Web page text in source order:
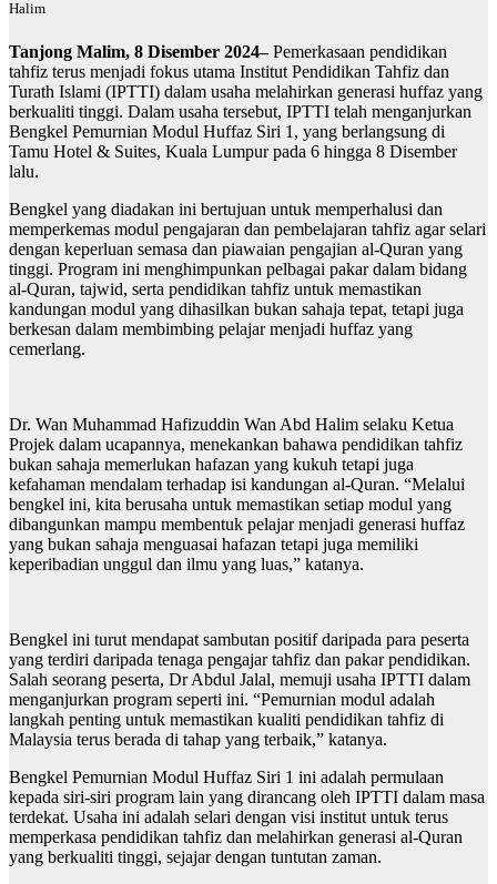
Halim
Tanjong Malim, 8 Disember 2024–Pemerkasaan pendidikan
tahfiz terus menjadi fokus utama Institut Pendidikan Tahfiz dan
Turath Islami (IPTTI) dalam usaha melahirkan generasi huffaz yang
berkualiti tinggi. Dalam usaha tersebut, IPTTI telah menganjurkan
Bengkel Pemurnian Modul Huffaz Siri 1, yang berlangsung di
Tamu Hotel & Suites, Kuala Lumpur pada 6 hingga 8 Disember
lalu.
Bengkel yang diadakan ini bertujuan untuk memperhalusi dan
memperkemas modul pengajaran dan pembelajaran tahfiz agar selari
dengan keperluan semasa dan piawaian pengajian al-Quran yang
tinggi. Program ini menghimpunkan pelbagai pakar dalam bidang
al-Quran, tajwid, serta pendidikan tahfiz untuk memastikan
kandungan modul yang dihasilkan bukan sahaja tepat, tetapi juga
berkesan dalam membimbing pelajar menjadi huffaz yang
cemerlang.
Dr. Wan Muhammad Hafizuddin Wan Abd Halim selaku Ketua
Projek dalam ucapannya, menekankan bahawa pendidikan tahfiz
bukan sahaja memerlukan hafazan yang kukuh tetapi juga
kefahaman mendalam terhadap isi kandungan al-Quran. “Melalui
bengkel ini, kita berusaha untuk memastikan setiap modul yang
dibangunkan mampu membentuk pelajar menjadi generasi huffaz
yang bukan sahaja menguasai hafazan tetapi juga memiliki
keperibadian unggul dan ilmu yang luas,” katanya.
Bengkel ini turut mendapat sambutan positif daripada para peserta
yang terdiri daripada tenaga pengajar tahfiz dan pakar pendidikan.
Salah seorang peserta, Dr Abdul Jalal, memuji usaha IPTTI dalam
menganjurkan program seperti ini. “Pemurnian modul adalah
langkah penting untuk memastikan kualiti pendidikan tahfiz di
Malaysia terus berada di tahap yang terbaik,” katanya.
Bengkel Pemurnian Modul Huffaz Siri 1 ini adalah permulaan
kepada siri-siri program lain yang dirancang oleh IPTTI dalam masa
terdekat. Usaha ini adalah selari dengan visi institut untuk terus
memperkasa pendidikan tahfiz dan melahirkan generasi al-Quran
yang berkualiti tinggi, sejajar dengan tuntutan zaman.